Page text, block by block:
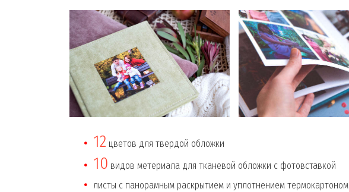
12 цветов для твердой обложки
10 видов метериала для тканевой обложки с фотовставкой
листы с панорамным раскрытием и уплотнением термокартоном